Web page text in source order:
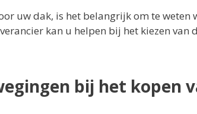
uw dak, is het belangrijk om te
kan u helpen bij het kiezen van
bij het kopen